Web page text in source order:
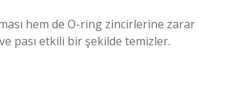
hem de O-ring zincirlerine zarar
pası etkili bir şekilde temizler.